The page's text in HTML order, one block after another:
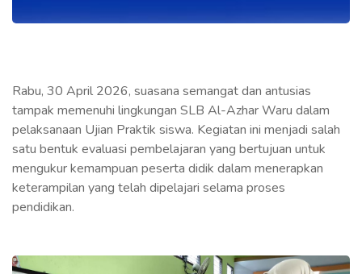
Rabu, 30 April 2026, suasana semangat dan antusias
tampak memenuhi lingkungan SLB Al-Azhar Waru dalam
pelaksanaan Ujian Praktik siswa. Kegiatan ini menjadi salah
satu bentuk evaluasi pembelajaran yang bertujuan untuk
mengukur kemampuan peserta didik dalam menerapkan
keterampilan yang telah dipelajari selama proses
pendidikan.